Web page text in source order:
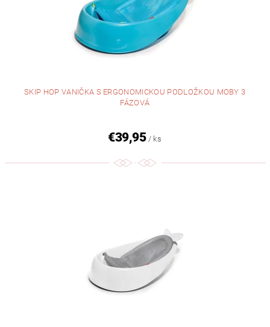
SKIP HOP VANIČKA S ERGONOMICKOU PODLOŽKOU MOBY 3
FÁZOVÁ
€39,95 / ks